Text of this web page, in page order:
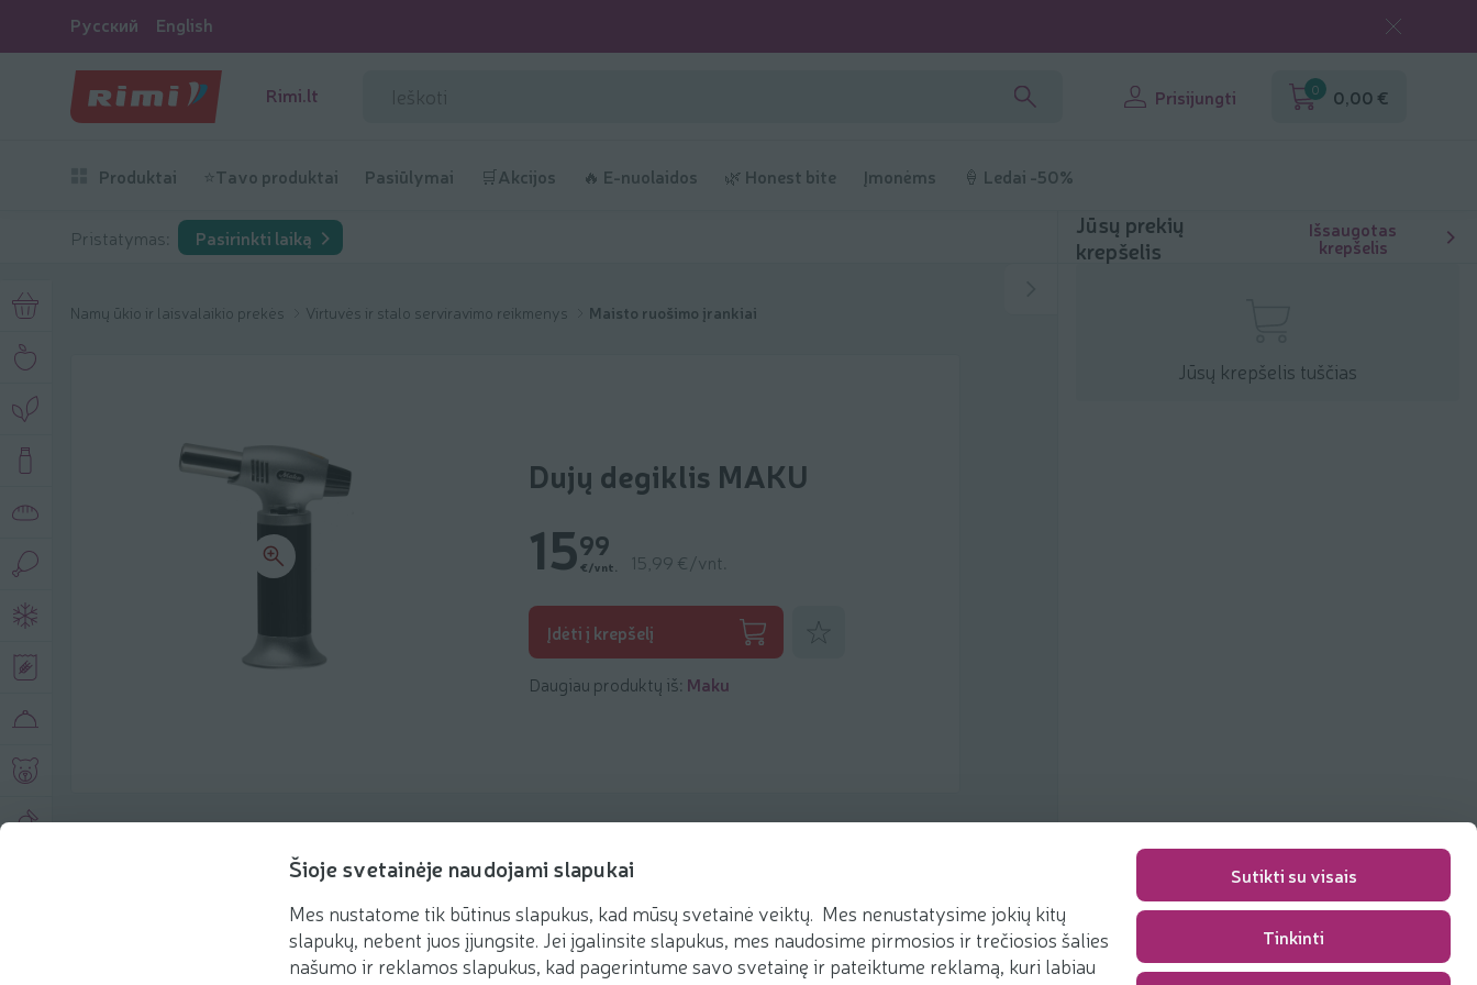
Šioje svetainėje naudojami slapukai
Mes nustatome tik būtinus slapukus, kad mūsų svetainė veiktų. Mes nenustatysime jokių kitų
slapukų, nebent juos įjungsite. Jei įgalinsite slapukus, mes naudosime pirmosios ir trečiosios šalies
našumo ir reklamos slapukus, kad pagerintume savo svetainę ir pateiktume reklamą, kuri labiau
Sutikti su visais
Tinkinti
Русский English
Rimi.lt Prisijungti 0 0,00 €
Produktai ⭐Tavo produktai Pasiūlymai 🛒Akcijos 🔥 E-nuolaidos 🌿 Honest bite Įmonėms 🍦 Ledai -50%
Pristatymas: Pasirinkti laiką
Namų ūkio ir laisvalaikio prekės Virtuvės ir stalo serviravimo reikmenys Maisto ruošimo įrankiai
Dujų degiklis MAKU
1599
€/vnt. 15,99 €/vnt.
Įdėti į krepšelį
Daugiau produktų iš: Maku
Produkto aprašymas
Rekomenduojame
Jūsų prekių
krepšelis
Išsaugotas
krepšelis
Jūsų krepšelis tuščias
Pakavimo mokestis 0,00 €